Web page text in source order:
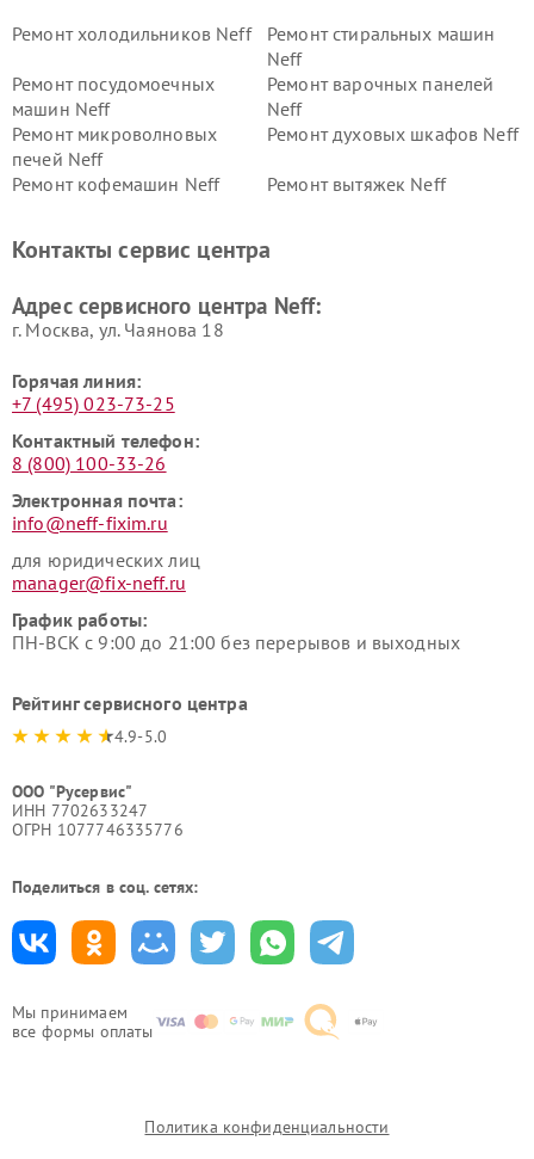
Мы принимаем
все формы оплаты
Ремонт холодильников Neff
Ремонт стиральных машин
Neff
Ремонт посудомоечных
машин Neff
Ремонт варочных панелей
Neff
Ремонт микроволновых
печей Neff
Ремонт духовых шкафов Neff
Ремонт кофемашин Neff Ремонт вытяжек Neff
Контакты сервис центра
Адрес сервисного центра Neff:
г. Москва, ул. Чаянова 18
Горячая линия:
+7 (495) 023-73-25
Контактный телефон:
8 (800) 100-33-26
Электронная почта:
info@neff-fixim.ru
для юридических лиц
manager@fix-neff.ru
График работы:
ПН-ВСК с 9:00 до 21:00 без перерывов и выходных
Рейтинг сервисного центра
4.9-5.0
ООО "Русервис"
ИНН 7702633247
ОГРН 1077746335776
Поделиться в соц. сетях:
Политика конфиденциальности